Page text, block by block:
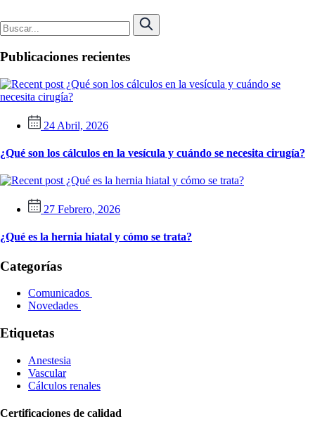
Publicaciones recientes
24 Abril, 2026
¿Qué son los cálculos en la vesícula y cuándo se necesita cirugía?
27 Febrero, 2026
¿Qué es la hernia hiatal y cómo se trata?
Categorías
Comunicados
Novedades
Etiquetas
Anestesia
Vascular
Cálculos renales
Certificaciones de calidad